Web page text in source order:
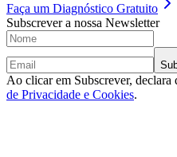
Faça um Diagnóstico Gratuito
Subscrever a nossa Newsletter
Ao clicar em Subscrever, declara
de Privacidade e Cookies.